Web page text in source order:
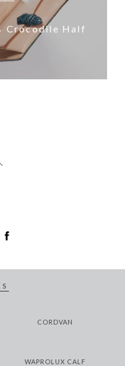
Crocodile Half
CORDVAN
WAPROLUX CALF